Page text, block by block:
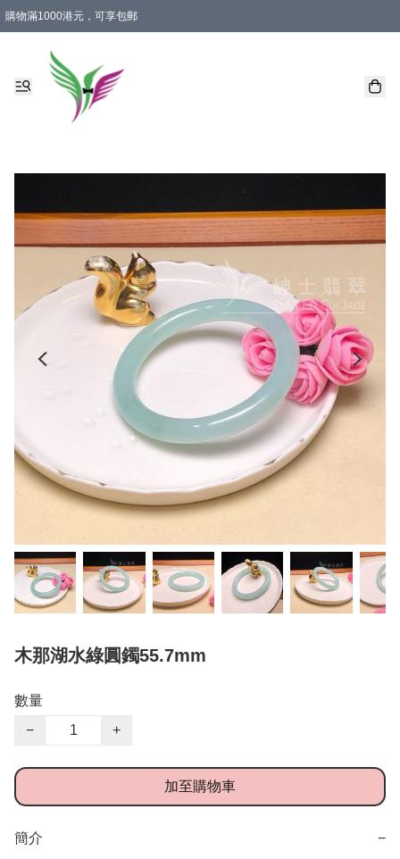
購物滿1000港元，可享包郵
木那湖水綠圓鐲55.7mm
數量
−
+
加至購物車
簡介 −